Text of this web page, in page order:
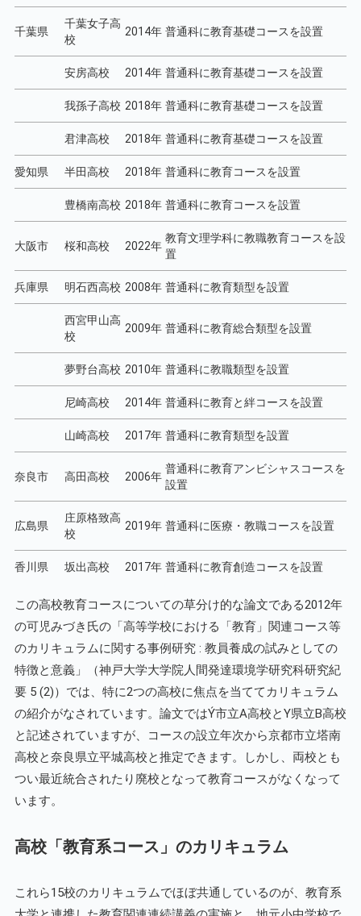
千葉県
千葉女子高
校
2014年 普通科に教育基礎コースを設置
安房高校 2014年 普通科に教育基礎コースを設置
我孫子高校 2018年 普通科に教育基礎コースを設置
君津高校 2018年 普通科に教育基礎コースを設置
愛知県 半田高校 2018年 普通科に教育コースを設置
豊橋南高校 2018年 普通科に教育コースを設置
大阪市 桜和高校 2022年
教育文理学科に教職教育コースを設
置
兵庫県 明石西高校 2008年 普通科に教育類型を設置
西宮甲山高
校
2009年 普通科に教育総合類型を設置
夢野台高校 2010年 普通科に教職類型を設置
尼崎高校 2014年 普通科に教育と絆コースを設置
山崎高校 2017年 普通科に教育類型を設置
奈良市 高田高校 2006年
普通科に教育アンビシャスコースを
設置
広島県
庄原格致高
校
2019年 普通科に医療・教職コースを設置
香川県 坂出高校 2017年 普通科に教育創造コースを設置
この高校教育コースについての草分け的な論文である2012年
の可児みづき氏の「高等学校における「教育」関連コース等
のカリキュラムに関する事例研究 : 教員養成の試みとしての
特徴と意義」（神戸大学大学院人間発達環境学研究科研究紀
要 5 (2)）では、特に2つの高校に焦点を当ててカリキュラム
の紹介がなされています。論文ではÝ市立A高校とY県立B高校
と記述されていますが、コースの設立年次から京都市立塔南
高校と奈良県立平城高校と推定できます。しかし、両校とも
つい最近統合されたり廃校となって教育コースがなくなって
います。
高校「教育系コース」のカリキュラム
これら15校のカリキュラムでほぼ共通しているのが、教育系